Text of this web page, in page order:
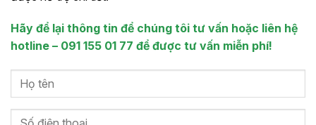
Hãy để lại thông tin để chúng tôi tư vấn hoặc liên hệ
hotline – 091 155 01 77 để được tư vấn miễn phí!